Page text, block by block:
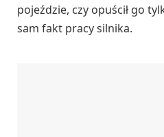
pojeździe, czy opuścił go
sam fakt pracy silnika.